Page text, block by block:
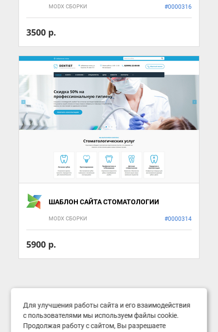
MODX СБОРКИ #0000316
3500 р.
ШАБЛОН САЙТА СТОМАТОЛОГИИ
MODX СБОРКИ #0000314
5900 р.
Для улучшения работы сайта и его взаимодействия
с пользователями мы используем файлы cookie.
Продолжая работу с сайтом, Вы разрешаете